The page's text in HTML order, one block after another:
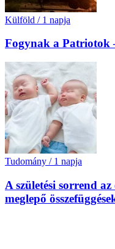
Külföld / 1 napja
Fogynak a Patriotok
Tudomány / 1 napja
A születési sorrend az
meglepő